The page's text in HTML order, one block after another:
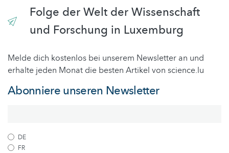
Folge der Welt der Wissenschaft
und Forschung in Luxemburg
Melde dich kostenlos bei unserem Newsletter an und
erhalte jeden Monat die besten Artikel von science.lu
Abonniere unseren Newsletter
DE
FR